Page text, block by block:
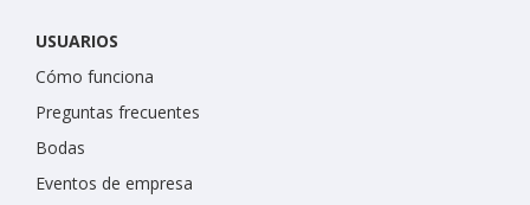
USUARIOS
Cómo funciona
Preguntas frecuentes
Bodas
Eventos de empresa